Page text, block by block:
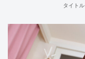
タイト